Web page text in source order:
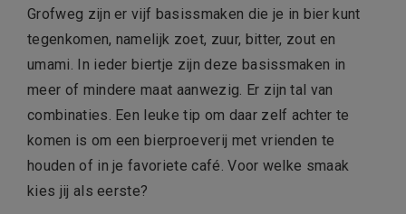
Grofweg zijn er vijf basissmaken die je in bier kunt
tegenkomen, namelijk zoet, zuur, bitter, zout en
umami. In ieder biertje zijn deze basissmaken in
meer of mindere maat aanwezig. Er zijn tal van
combinaties. Een leuke tip om daar zelf achter te
komen is om een bierproeverij met vrienden te
houden of in je favoriete café. Voor welke smaak
kies jij als eerste?